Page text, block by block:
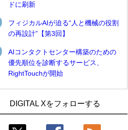
ドに刷新
フィジカルAIが迫る“人と機械の役割
の再設計”【第3回】
AIコンタクトセンター構築のための
優先順位を診断するサービス、
RightTouchが開始
れに電子カルテとAI技術を使う抽出方法
の研究開始
仮想化技術を使う統合基盤を本格稼働
鹿島建設、鋼管柱へのコンクリート充填
DIGITAL Xをフォローする